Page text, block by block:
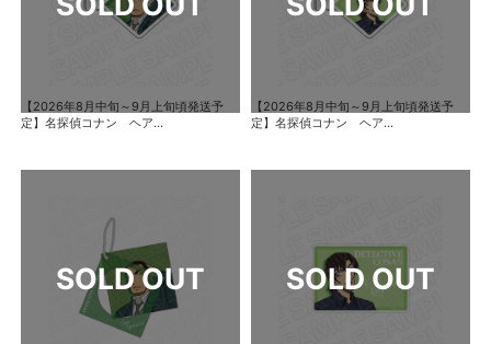
【2026年8月中旬～9月上旬頃発送予
定】名探偵コナン ヘア...
【2026年8月中旬～9月上旬頃発送予
定】名探偵コナン ヘア...